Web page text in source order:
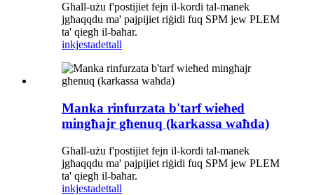
Għall-użu f'postijiet fejn il-kordi tal-manek
jgħaqqdu ma' pajpijiet riġidi fuq SPM jew PLEM
ta' qiegħ il-baħar.
inkjestadettall
Manka rinfurzata b'tarf wieħed
mingħajr għenuq (karkassa waħda)
Għall-użu f'postijiet fejn il-kordi tal-manek
jgħaqqdu ma' pajpijiet riġidi fuq SPM jew PLEM
ta' qiegħ il-baħar.
inkjestadettall